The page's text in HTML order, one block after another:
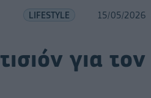
LIFESTYLE 15/05/2026
για